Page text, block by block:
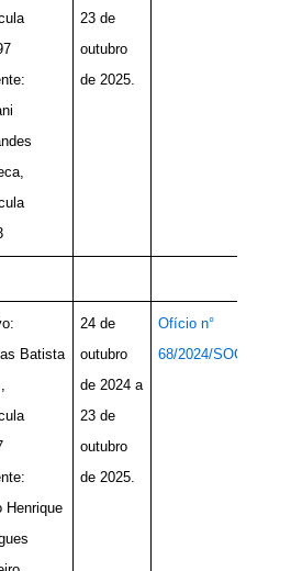
23 de
outubro
de 2025.
Batista
Henrique
24 de
outubro
de 2024 a
23 de
outubro
de 2025.
Ofício n°
68/2024/SOC